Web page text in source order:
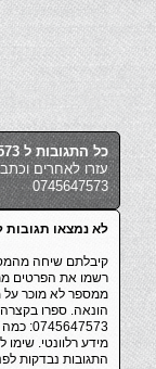
כל התגובות ל 074-5647573
עזרו לאחרים
0745647573
לא נמצאו תגובות למספר
קיבלתם שיחה מהמספר 074-
רשמו את הפרטים
ממספר לא מוכר על
הונאה. ספרו
מידע רלוונטי.
התגובות נבדקות